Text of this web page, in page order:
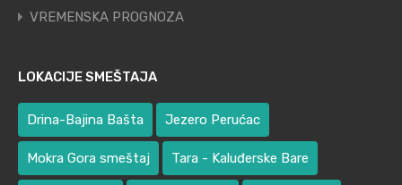
VREMENSKA PROGNOZA
LOKACIJE SMEŠTAJA
Drina-Bajina Bašta Jezero Perućac
Mokra Gora smeštaj Tara - Kaluđerske Bare